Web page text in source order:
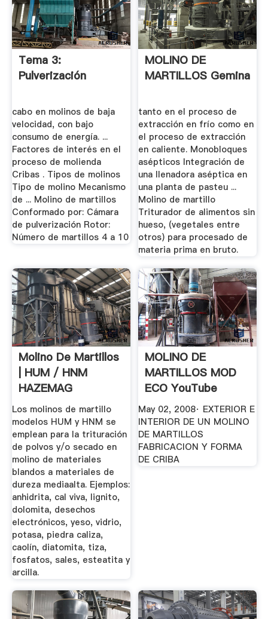
Tema 3:
Pulverización
cabo en molinos de baja
velocidad, con bajo
consumo de energía. ...
Factores de interés en el
proceso de molienda
Cribas . Tipos de molinos
Tipo de molino Mecanismo
de ... Molino de martillos
Conformado por: Cámara
de pulverización Rotor:
Número de martillos 4 a 10
MOLINO DE
MARTILLOS Gemina
tanto en el proceso de
extracción en frío como en
el proceso de extracción
en caliente. Monobloques
asépticos Integración de
una llenadora aséptica en
una planta de pasteu ...
Molino de martillo
Triturador de alimentos sin
hueso, (vegetales entre
otros) para procesado de
materia prima en bruto.
Molino De Martillos
| HUM / HNM
HAZEMAG
Los molinos de martillo
modelos HUM y HNM se
emplean para la trituración
de polvos y/o secado en
molino de materiales
blandos a materiales de
dureza mediaalta. Ejemplos:
anhidrita, cal viva, lignito,
dolomita, desechos
electrónicos, yeso, vidrio,
potasa, piedra caliza,
caolín, diatomita, tiza,
fosfatos, sales, esteatita y
arcilla.
MOLINO DE
MARTILLOS MOD
ECO YouTube
May 02, 2008· EXTERIOR E
INTERIOR DE UN MOLINO
DE MARTILLOS
FABRICACION Y FORMA
DE CRIBA